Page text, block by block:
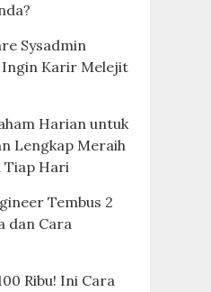
Sysadmin
Ingin Karir Melejit
Harian untuk
Lengkap Meraih
Tiap Hari
Tembus 2
dan Cara
Ribu! Ini Cara